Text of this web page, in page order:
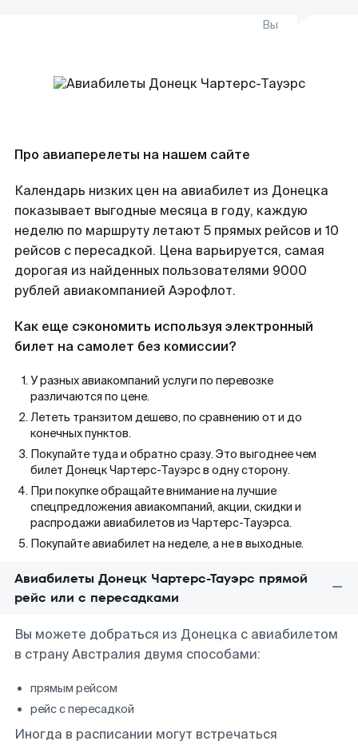
Вы
Про авиаперелеты на нашем сайте
Календарь низких цен на авиабилет из Донецка
показывает выгодные месяца в году, каждую
неделю по маршруту летают 5 прямых рейсов и 10
рейсов с пересадкой. Цена варьируется, самая
дорогая из найденных пользователями 9000
рублей авиакомпанией Аэрофлот.
Как еще сэкономить используя электронный
билет на самолет без комиссии?
У разных авиакомпаний услуги по перевозке
различаются по цене.
Лететь транзитом дешево, по сравнению от и до
конечных пунктов.
Покупайте туда и обратно сразу. Это выгоднее чем
билет Донецк Чартерс-Тауэрс в одну сторону.
При покупке обращайте внимание на лучшие
спецпредложения авиакомпаний, акции, скидки и
распродажи авиабилетов из Чартерс-Тауэрса.
Покупайте авиабилет на неделе, а не в выходные.
Авиабилеты Донецк Чартерс-Тауэрс прямой
рейс или с пересадками
Вы можете добраться из Донецка с авиабилетом
в страну Австралия двумя способами:
прямым рейсом
рейс с пересадкой
Иногда в расписании могут встречаться